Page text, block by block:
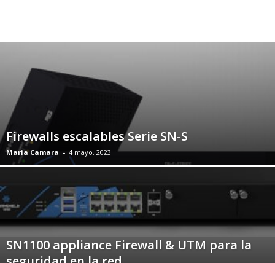
Firewalls escalables Serie SN-S
Maria Camara - 4 mayo, 2023
SN1100 appliance Firewall & UTM para la